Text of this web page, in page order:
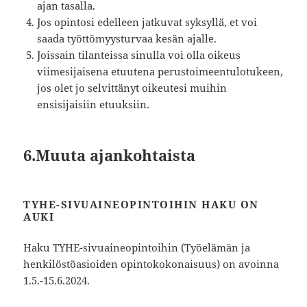
ajan tasalla.⁣
⁣Jos opintosi edelleen jatkuvat syksyllä, et voi
saada työttömyysturvaa kesän ajalle. ⁣
⁣Joissain tilanteissa sinulla voi olla oikeus
viimesijaisena etuutena perustoimeentulotukeen,
jos olet jo selvittänyt oikeutesi muihin
ensisijaisiin etuuksiin. ⁣
6.Muuta ajankohtaista
TYHE-SIVUAINEOPINTOIHIN HAKU ON
AUKI
Haku TYHE-sivuaineopintoihin (Työelämän ja
henkilöstöasioiden opintokokonaisuus) on avoinna
1.5.-15.6.2024.